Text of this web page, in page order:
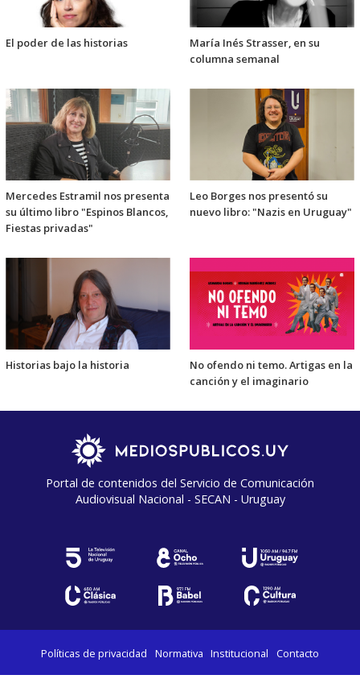
El poder de las historias
María Inés Strasser, en su
columna semanal
Mercedes Estramil nos presenta
su último libro "Espinos Blancos,
Fiestas privadas"
Leo Borges nos presentó su
nuevo libro: "Nazis en Uruguay"
Historias bajo la historia
No ofendo ni temo. Artigas en la
canción y el imaginario
Portal de contenidos del Servicio de Comunicación
Audiovisual Nacional - SECAN - Uruguay
Políticas de privacidad Normativa Institucional Contacto